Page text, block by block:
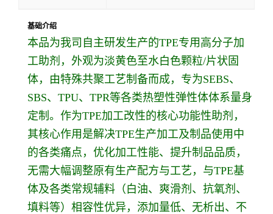
基础介绍
本品为我司自主研发生产的TPE专用高分子加
工助剂，外观为淡黄色至水白色颗粒/片状固
体，由特殊共聚工艺制备而成，专为SEBS、
SBS、TPU、TPR等各类热塑性弹性体体系量身
定制。作为TPE加工改性的核心功能性助剂，
其核心作用是解决TPE生产加工及制品使用中
的各类痛点，优化加工性能、提升制品品质，
无需大幅调整原有生产配方与工艺，与TPE基
体及各类常规辅料（白油、爽滑剂、抗氧剂、
填料等）相容性优异，添加量低、无析出、不